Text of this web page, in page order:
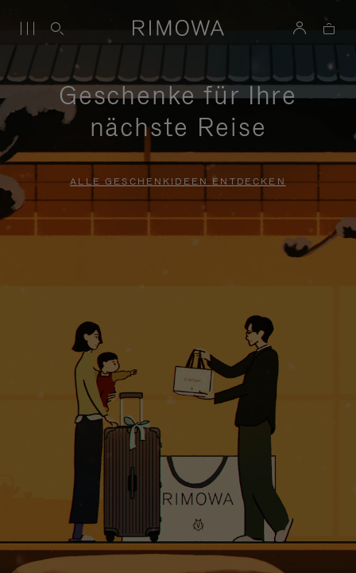
Geschenke für Ihre
nächste Reise
ALLE GESCHENKIDEEN ENTDECKEN